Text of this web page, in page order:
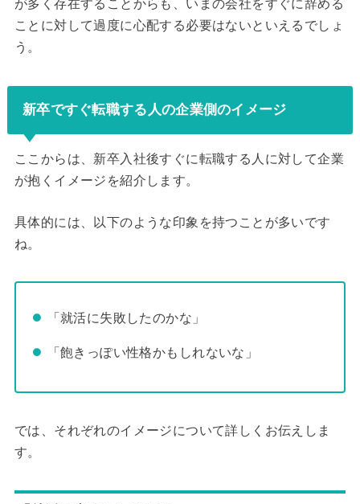
が多く存在することからも、いまの会社をすぐに辞める
ことに対して過度に心配する必要はないといえるでしょ
う。
新卒ですぐ転職する人の企業側のイメージ
ここからは、新卒入社後すぐに転職する人に対して企業
が抱くイメージを紹介します。
具体的には、以下のような印象を持つことが多いです
ね。
「就活に失敗したのかな」
「飽きっぽい性格かもしれないな」
では、それぞれのイメージについて詳しくお伝えしま
す。